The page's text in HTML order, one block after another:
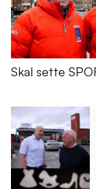
Skal sette